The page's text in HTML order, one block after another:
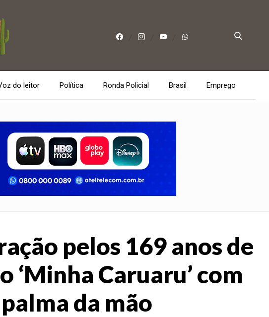
do leitor Política Ronda Policial Brasil Emprego
pelos 169 anos de
Caruaru’ com
da mão